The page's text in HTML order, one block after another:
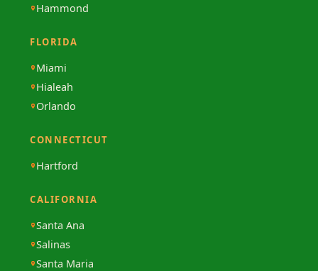
Hammond
FLORIDA
Miami
Hialeah
Orlando
CONNECTICUT
Hartford
CALIFORNIA
Santa Ana
Salinas
Santa Maria